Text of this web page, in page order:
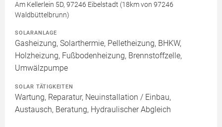
Am Kellerlein 5D, 97246 Eibelstadt (18km von 97246
Waldbüttelbrunn)
SOLARANLAGE
Gasheizung, Solarthermie, Pelletheizung, BHKW,
Holzheizung, Fußbodenheizung, Brennstoffzelle,
Umwälzpumpe
SOLAR TÄTIGKEITEN
Wartung, Reparatur, Neuinstallation / Einbau,
Austausch, Beratung, Hydraulischer Abgleich